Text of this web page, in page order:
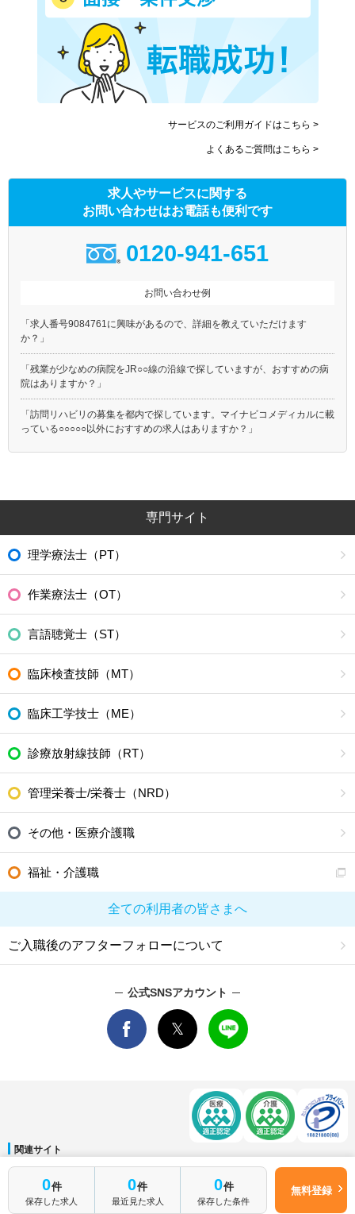
0件
保存した求人
0件
最近見た求人
0件
保存した条件
無料登録
サービスのご利用ガイドはこちら >
よくあるご質問はこちら >
求人やサービスに関する
お問い合わせはお電話も便利です
0120-941-651
お問い合わせ例
「求人番号9084761に興味があるので、詳細を教えていただけます
か？」
「残業が少なめの病院をJR○○線の沿線で探していますが、おすすめの病
院はありますか？」
「訪問リハビリの募集を都内で探しています。マイナビコメディカルに載
っている○○○○○以外におすすめの求人はありますか？」
専門サイト
理学療法士（PT）
作業療法士（OT）
言語聴覚士（ST）
臨床検査技師（MT）
臨床工学技士（ME）
診療放射線技師（RT）
管理栄養士/栄養士（NRD）
その他・医療介護職
福祉・介護職
全ての利用者の皆さまへ
ご入職後のアフターフォローについて
公式SNSアカウント
関連サイト
マイナビDOCTOR│マイナビ看護師│マイナビ薬剤師│マイナビ保育士
運営会社
会社概要│ ご利用規約 個人情報保護方針 サイトマップ│お問い合わせ